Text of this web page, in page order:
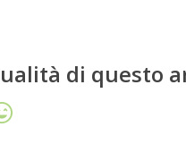
di questo